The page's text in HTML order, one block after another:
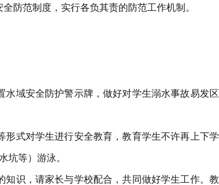
防范制度，实行各负其责的防范工作机制。
域安全防护警示牌，做好对学生溺水事故易发
式对学生进行安全教育，教育学生不许再上下
坑等）游泳。
识，请家长与学校配合，共同做好学生工作。